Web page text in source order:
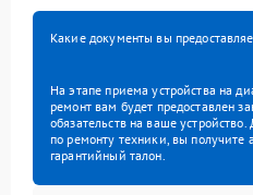
Какие документы вы
На этапе приема устройства на
ремонт вам будет предоставлен
обязательств на ваше
по ремонту техники, вы получите
гарантийный талон.